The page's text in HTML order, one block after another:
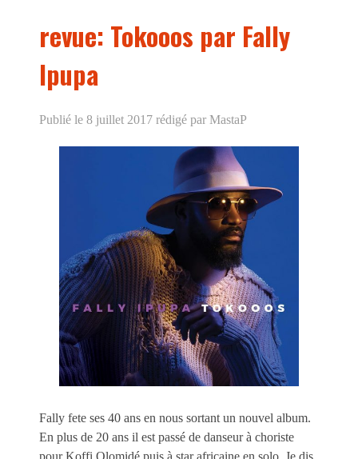
revue: Tokooos par Fally
Ipupa
Publié le 8 juillet 2017 rédigé par MastaP
Fally fete ses 40 ans en nous sortant un nouvel album.
En plus de 20 ans il est passé de danseur à choriste
pour Koffi Olomidé puis à star africaine en solo. Je dis